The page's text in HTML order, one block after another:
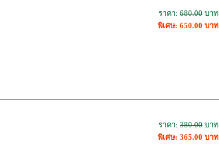
ราคา: 680.00 บาท
พิเศษ: 650.00 บาท
ราคา: 380.00 บาท
พิเศษ: 365.00 บาท